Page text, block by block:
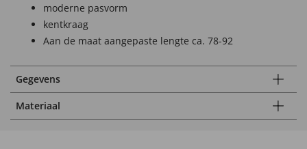
moderne pasvorm
kentkraag
Aan de maat aangepaste lengte ca. 78-92
Gegevens
Materiaal